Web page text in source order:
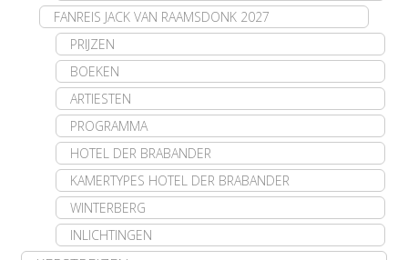
FANREIS JACK VAN RAAMSDONK 2027
PRIJZEN
BOEKEN
ARTIESTEN
PROGRAMMA
HOTEL DER BRABANDER
KAMERTYPES HOTEL DER BRABANDER
WINTERBERG
INLICHTINGEN